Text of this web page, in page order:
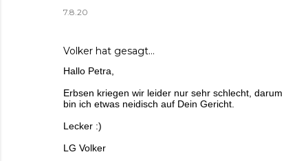
7.8.20
Volker hat gesagt…
Hallo Petra,
Erbsen kriegen wir leider nur sehr schlecht, darum
bin ich etwas neidisch auf Dein Gericht.
Lecker :)
LG Volker